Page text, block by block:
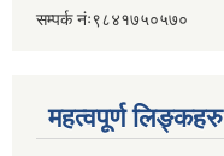
सम्पर्क नंः९८४१७५०५७०
महत्वपूर्ण लिङ्कहरु